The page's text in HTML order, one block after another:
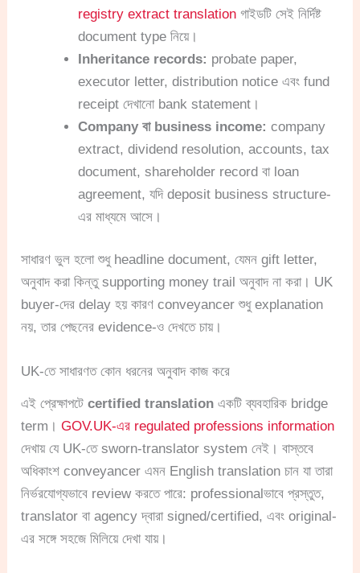
registry extract translation গাইডটি সেই নির্দিষ্ট
document type নিয়ে।
Inheritance records: probate paper,
executor letter, distribution notice এবং fund
receipt দেখানো bank statement।
Company বা business income: company
extract, dividend resolution, accounts, tax
document, shareholder record বা loan
agreement, যদি deposit business structure-
এর মাধ্যমে আসে।
সাধারণ ভুল হলো শুধু headline document, যেমন gift letter,
অনুবাদ করা কিন্তু supporting money trail অনুবাদ না করা। UK
buyer-দের delay হয় কারণ conveyancer শুধু explanation
নয়, তার পেছনের evidence-ও দেখতে চায়।
UK-তে সাধারণত কোন ধরনের অনুবাদ কাজ করে
এই প্রেক্ষাপটেcertified translation একটি ব্যবহারিক bridge
term।GOV.UK-এর regulated professions information
দেখায় যে UK-তে sworn-translator system নেই। বাস্তবে
অধিকাংশ conveyancer এমন English translation চান যা তারা
নির্ভরযোগ্যভাবে review করতে পারে: professionalভাবে প্রস্তুত,
translator বা agency দ্বারা signed/certified, এবং original-
এর সঙ্গে সহজে মিলিয়ে দেখা যায়।